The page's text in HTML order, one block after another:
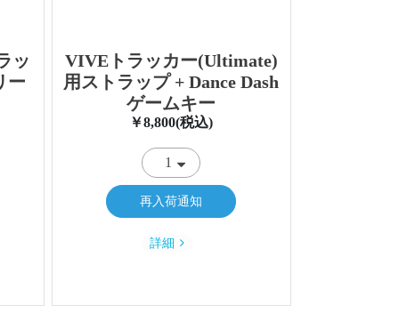
ッ
ー
VIVEトラッカー(Ultimate)
用ストラップ + Dance Dash
ゲームキー
￥8,800(税込)
再入荷通知
詳細